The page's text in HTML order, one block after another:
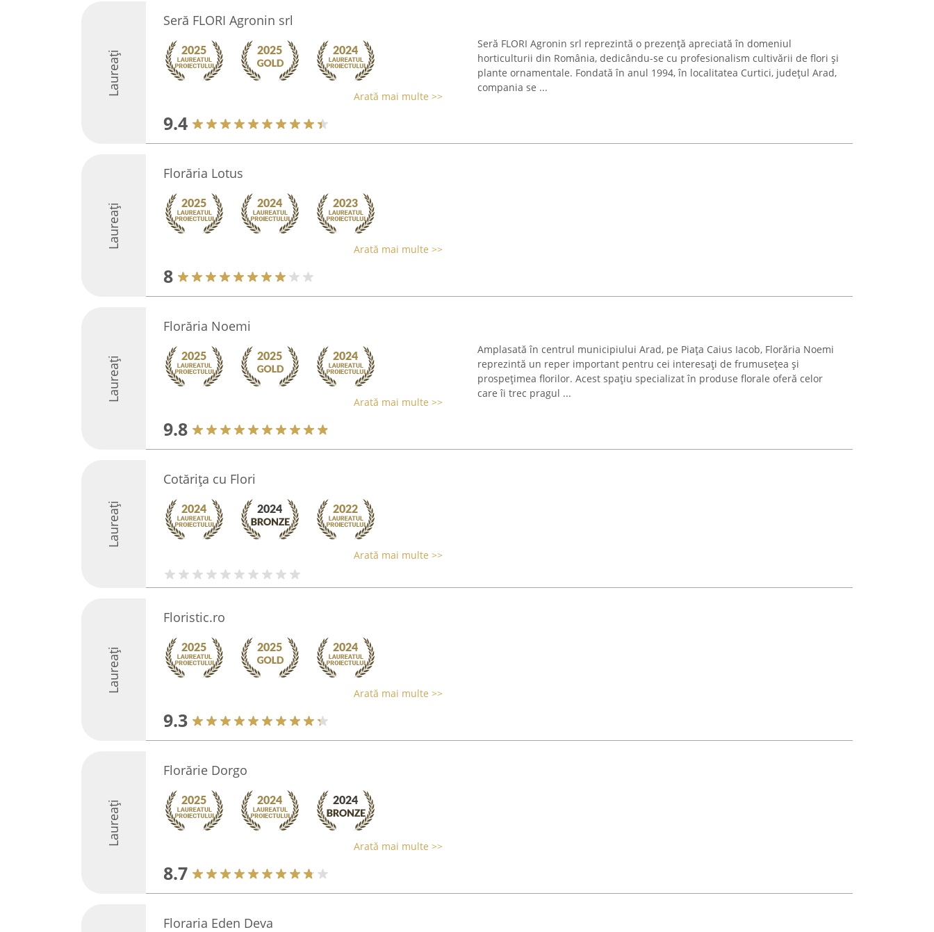
Laureați
Seră FLORI Agronin srl
Arată mai multe >>
9.4
Seră FLORI Agronin srl reprezintă o prezență apreciată în domeniul
horticulturii din România, dedicându-se cu profesionalism cultivării de flori și
plante ornamentale. Fondată în anul 1994, în localitatea Curtici, județul Arad,
compania se ...
Laureați
Florăria Lotus
Arată mai multe >>
8
Laureați
Florăria Noemi
Arată mai multe >>
9.8
Amplasată în centrul municipiului Arad, pe Piața Caius Iacob, Florăria Noemi
reprezintă un reper important pentru cei interesați de frumusețea și
prospețimea florilor. Acest spațiu specializat în produse florale oferă celor
care îi trec pragul ...
Laureați
Cotărița cu Flori
Arată mai multe >>
Laureați
Floristic.ro
Arată mai multe >>
9.3
Laureați
Florărie Dorgo
Arată mai multe >>
8.7
Floraria Eden Deva